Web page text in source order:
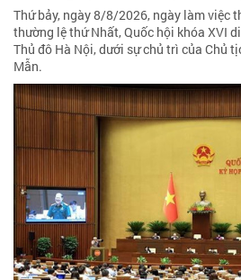
Thứ bảy, ngày 8/8/2026, ngày làm việc
thường lệ thứ Nhất, Quốc hội khóa XVI
Thủ đô Hà Nội, dưới sự chủ trì của Chủ
Mẫn.